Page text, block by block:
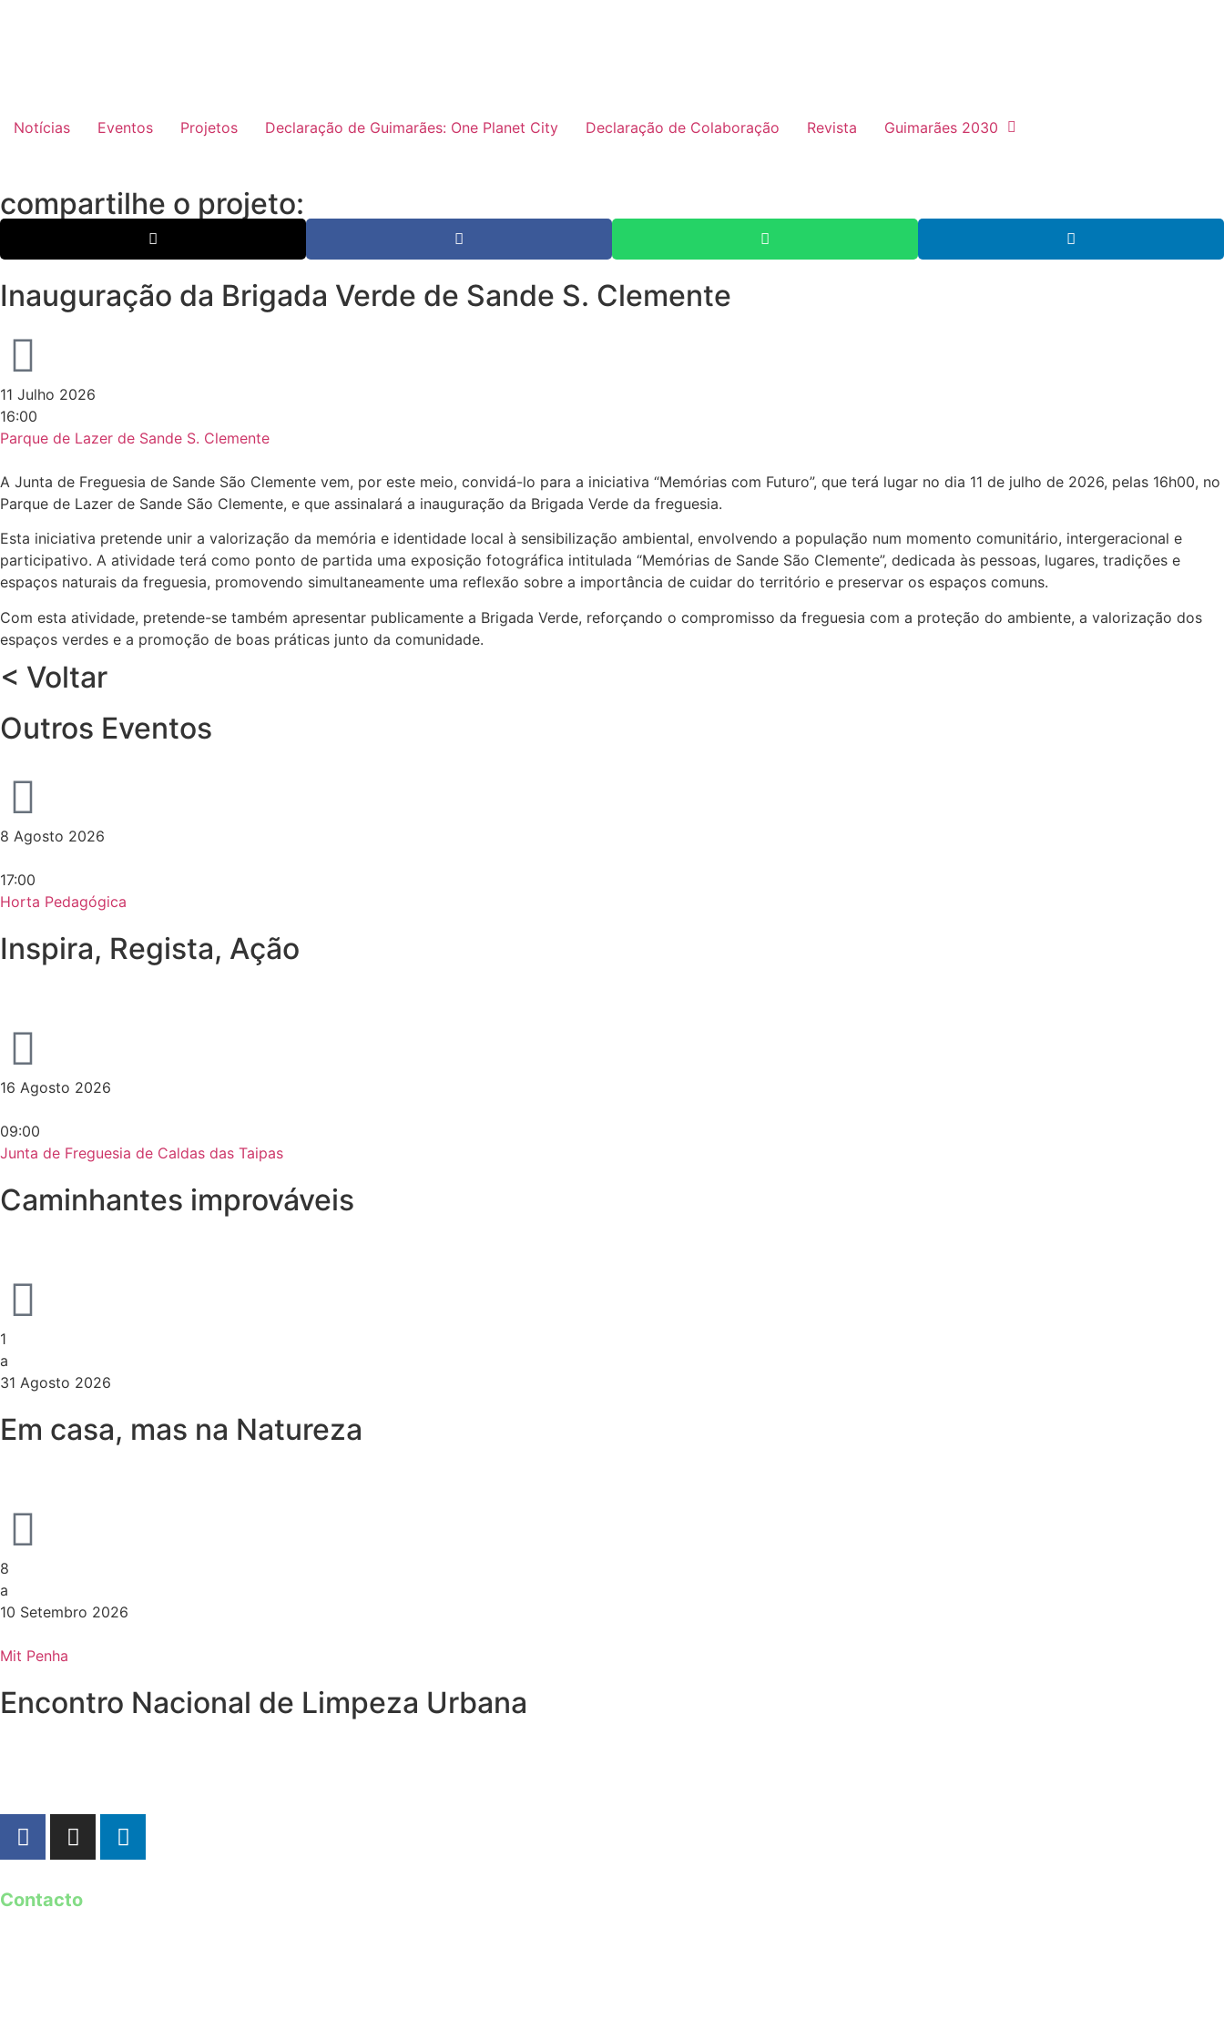
Notícias Eventos Projetos Declaração de Guimarães: One Planet City Declaração de Colaboração Revista Guimarães 2030
compartilhe o projeto:
Inauguração da Brigada Verde de Sande S. Clemente
11 Julho 2026
16:00
Parque de Lazer de Sande S. Clemente
A Junta de Freguesia de Sande São Clemente vem, por este meio, convidá-lo para a iniciativa “Memórias com Futuro”, que terá lugar no dia 11 de julho de 2026, pelas 16h00, no
Parque de Lazer de Sande São Clemente, e que assinalará a inauguração da Brigada Verde da freguesia.
Esta iniciativa pretende unir a valorização da memória e identidade local à sensibilização ambiental, envolvendo a população num momento comunitário, intergeracional e
participativo. A atividade terá como ponto de partida uma exposição fotográfica intitulada “Memórias de Sande São Clemente”, dedicada às pessoas, lugares, tradições e
espaços naturais da freguesia, promovendo simultaneamente uma reflexão sobre a importância de cuidar do território e preservar os espaços comuns.
Com esta atividade, pretende-se também apresentar publicamente a Brigada Verde, reforçando o compromisso da freguesia com a proteção do ambiente, a valorização dos
espaços verdes e a promoção de boas práticas junto da comunidade.
< Voltar
Outros Eventos
8 Agosto 2026
17:00
Horta Pedagógica
Inspira, Regista, Ação
16 Agosto 2026
09:00
Junta de Freguesia de Caldas das Taipas
Caminhantes improváveis
1
a
31 Agosto 2026
Em casa, mas na Natureza
8
a
10 Setembro 2026
Mit Penha
Encontro Nacional de Limpeza Urbana
Contacto